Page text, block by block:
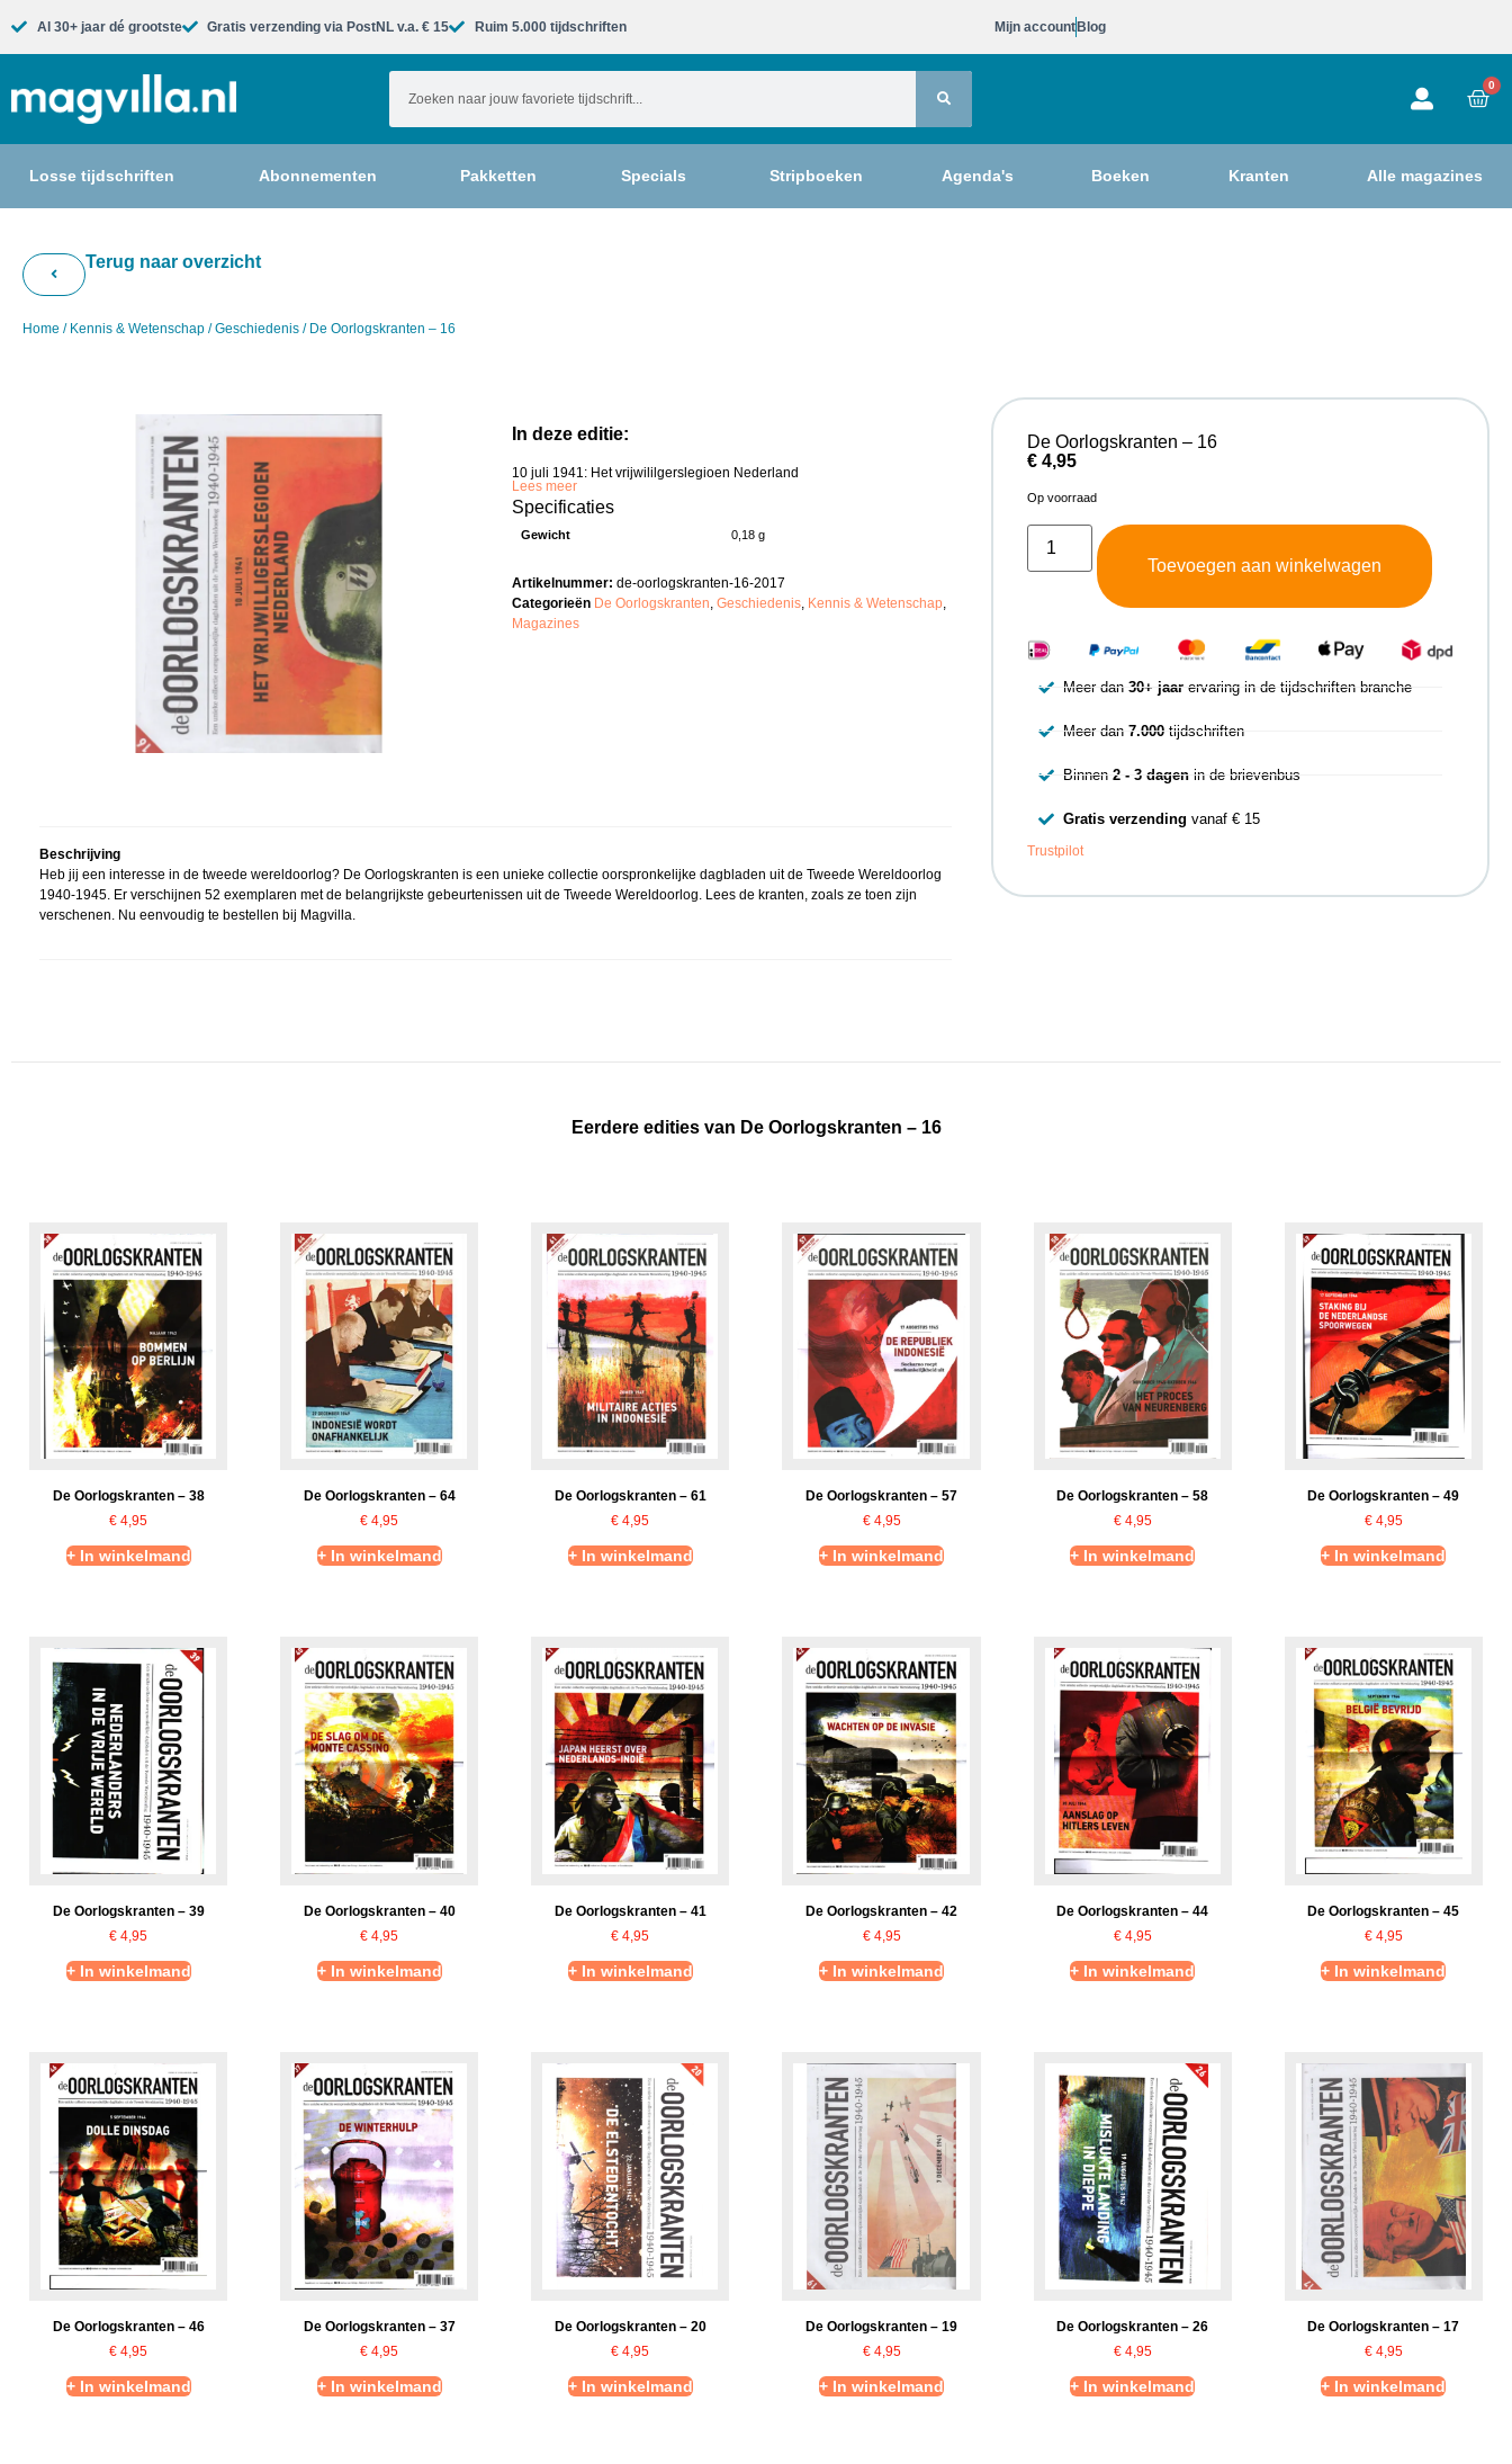
Al 30+ jaar dé grootste​ Gratis verzending via PostNL v.a. € 15 Ruim 5.000 tijdschriften​ Mijn account Blog
0
Losse tijdschriften Abonnementen Pakketten Specials Stripboeken Agenda's Boeken Kranten Alle magazines
Terug naar overzicht
Home / Kennis & Wetenschap /Geschiedenis / De Oorlogskranten – 16
In deze editie:
10 juli 1941: Het vrijwililgerslegioen Nederland
Lees meer
Specificaties
Gewicht 0,18 g
Artikelnummer:de-oorlogskranten-16-2017
Categorieën De Oorlogskranten,Geschiedenis, Kennis & Wetenschap,
Magazines
Beschrijving
Heb jij een interesse in de tweede wereldoorlog? De Oorlogskranten is een unieke collectie oorspronkelijke dagbladen uit de Tweede Wereldoorlog
1940-1945. Er verschijnen 52 exemplaren met de belangrijkste gebeurtenissen uit de Tweede Wereldoorlog. Lees de kranten, zoals ze toen zijn
verschenen. Nu eenvoudig te bestellen bij Magvilla.
De Oorlogskranten – 16
€4,95
Op voorraad
Toevoegen aan winkelwagen
Meer dan30+ jaar ervaring in de tijdschriften branche
Meer dan7.000 tijdschriften
Binnen2 - 3 dagen in de brievenbus
Gratis verzending vanaf € 15
Trustpilot
Eerdere edities van De Oorlogskranten – 16
De Oorlogskranten – 38
€ 4,95
+ In winkelmand
De Oorlogskranten – 64
€ 4,95
+ In winkelmand
De Oorlogskranten – 61
€ 4,95
+ In winkelmand
De Oorlogskranten – 57
€4,95
+ In winkelmand
De Oorlogskranten – 58
€4,95
+ In winkelmand
De Oorlogskranten – 49
€4,95
+ In winkelmand
De Oorlogskranten – 39
€ 4,95
+ In winkelmand
De Oorlogskranten – 40
€ 4,95
+ In winkelmand
De Oorlogskranten – 41
€ 4,95
+ In winkelmand
De Oorlogskranten – 42
€4,95
+ In winkelmand
De Oorlogskranten – 44
€4,95
+ In winkelmand
De Oorlogskranten – 45
€4,95
+ In winkelmand
De Oorlogskranten – 46
€ 4,95
+ In winkelmand
De Oorlogskranten – 37
€ 4,95
+ In winkelmand
De Oorlogskranten – 20
€ 4,95
+ In winkelmand
De Oorlogskranten – 19
€4,95
+ In winkelmand
De Oorlogskranten – 26
€4,95
+ In winkelmand
De Oorlogskranten – 17
€4,95
+ In winkelmand